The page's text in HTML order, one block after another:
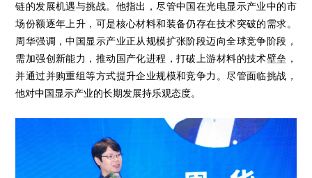
链的发展机遇与挑战。他指出，尽管中国在光电显示产业中的市
场份额逐年上升，可是核心材料和装备仍存在技术突破的需求。
周华强调，中国显示产业正从规模扩张阶段迈向全球竞争阶段，
需加强创新能力，推动国产化进程，打破上游材料的技术壁垒，
并通过并购重组等方式提升企业规模和竞争力。尽管面临挑战，
他对中国显示产业的长期发展持乐观态度。